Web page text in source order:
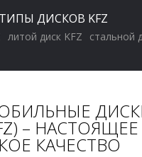
ТИПЫ ДИСКОВ KFZ
литой диск KFZ стальной
– НАСТОЯЩЕЕ
КАЧЕСТВО